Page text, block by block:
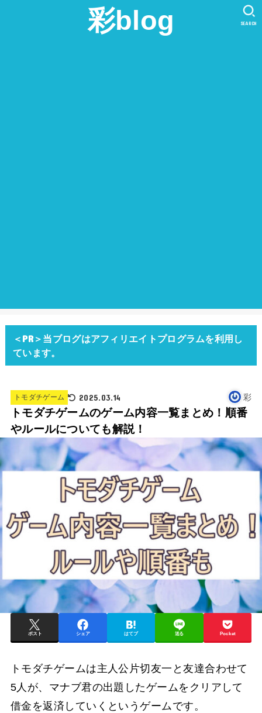
彩blog SEARCH
＜PR＞当ブログはアフィリエイトプログラムを利用し
ています。
トモダチゲーム 2025.03.14 彩
トモダチゲームのゲーム内容一覧まとめ！順番
やルールについても解説！
ポスト シェア はてブ 送る Pocket
トモダチゲームは主人公片切友一と友達合わせて
5人が、マナブ君の出題したゲームをクリアして
借金を返済していくというゲームです。